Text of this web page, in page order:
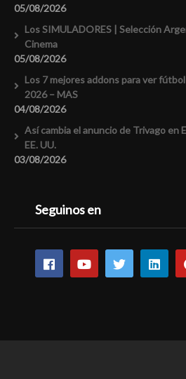
05/08/2026
Los SIMULADORES | Selección
Cinema
05/08/2026
Los 7 mejores addons para ver
2026 – MAS
04/08/2026
Así cambia el anuncio de Trivago en
EE. UU.
03/08/2026
Seguinos en